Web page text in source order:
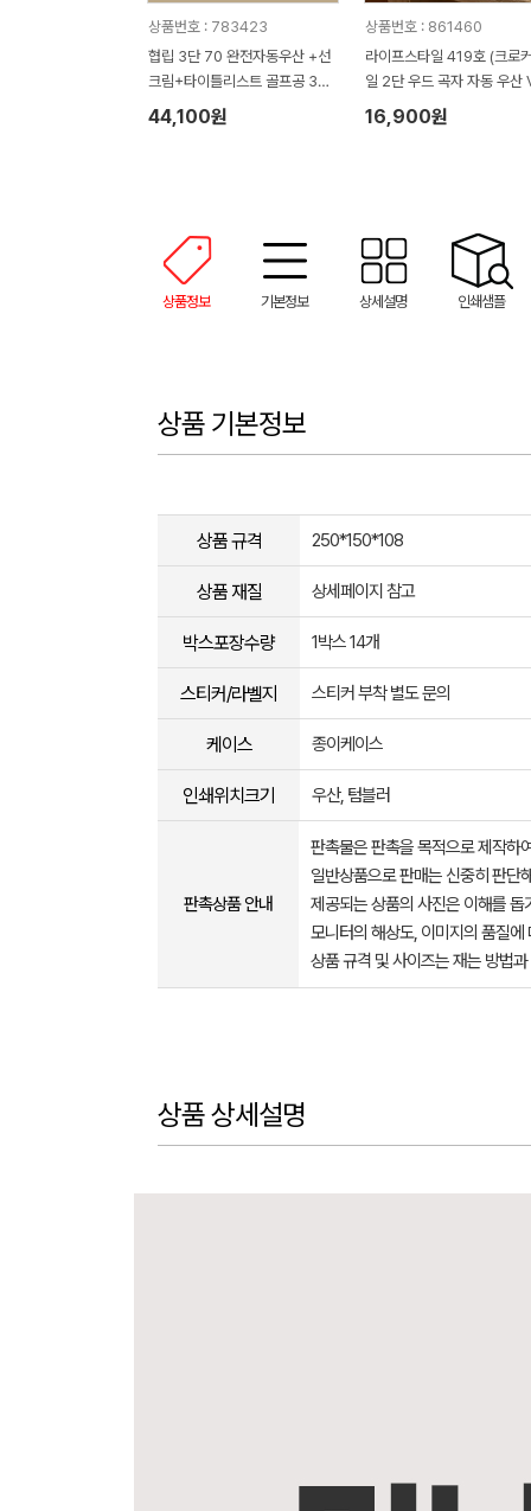
상품번호 : 783423
협립 3단 70 완전자동우산 +선
크림+타이틀리스트 골프공 3구-
세트
44,100원
상품번호 : 861460
라이프스타일 419호 (크로
일 2단 우드 곡자 자동 우산
+심플 타올 150g)
16,900원
상품정보 기본정보 상세설명 인쇄샘플
상품 기본정보
상품 규격 250*150*108
상품 재질 상세페이지 참고
박스포장수량 1박스 14개
스티커/라벨지 스티커 부착 별도 문의
케이스 종이케이스
인쇄위치크기 우산, 텀블러
판촉상품 안내
판촉물은 판촉을 목적으로 제작하
일반상품으로 판매는 신중히 판단
제공되는 상품의 사진은 이해를
모니터의 해상도, 이미지의 품질
상품 규격 및 사이즈는 재는 방법
상품 상세설명